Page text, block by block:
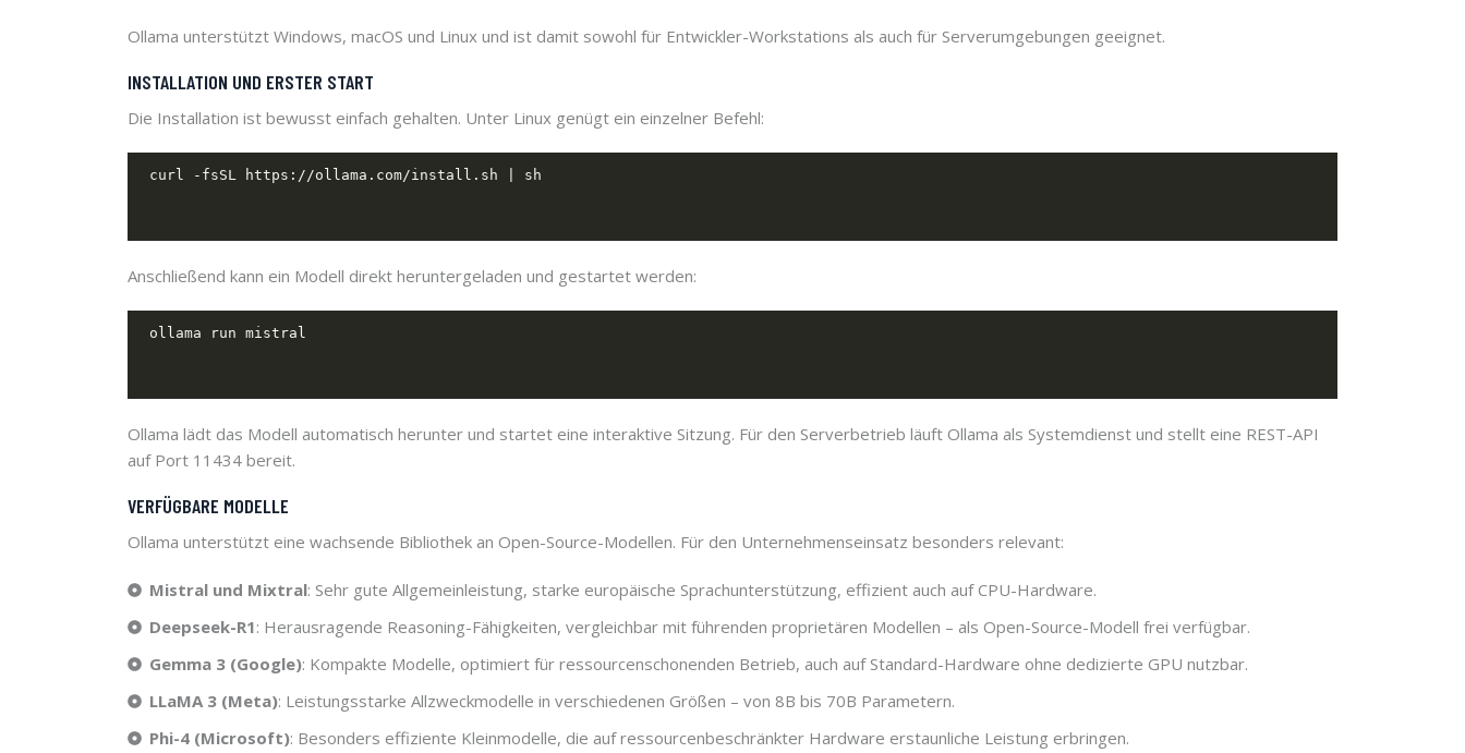
Ollama unterstützt Windows, macOS und Linux und ist damit sowohl für Entwickler-Workstations als auch für Serverumgebungen geeignet.
INSTALLATION UND ERSTER START
Die Installation ist bewusst einfach gehalten. Unter Linux genügt ein einzelner Befehl:
Anschließend kann ein Modell direkt heruntergeladen und gestartet werden:
Ollama lädt das Modell automatisch herunter und startet eine interaktive Sitzung. Für den Serverbetrieb läuft Ollama als Systemdienst und stellt eine REST-API
auf Port 11434 bereit.
VERFÜGBARE MODELLE
Ollama unterstützt eine wachsende Bibliothek an Open-Source-Modellen. Für den Unternehmenseinsatz besonders relevant:
Mistral und Mixtral: Sehr gute Allgemeinleistung, starke europäische Sprachunterstützung, effizient auch auf CPU-Hardware.
Deepseek-R1: Herausragende Reasoning-Fähigkeiten, vergleichbar mit führenden proprietären Modellen – als Open-Source-Modell frei verfügbar.
Gemma 3 (Google): Kompakte Modelle, optimiert für ressourcenschonenden Betrieb, auch auf Standard-Hardware ohne dedizierte GPU nutzbar.
LLaMA 3 (Meta): Leistungsstarke Allzweckmodelle in verschiedenen Größen – von 8B bis 70B Parametern.
Phi-4 (Microsoft): Besonders effiziente Kleinmodelle, die auf ressourcenbeschränkter Hardware erstaunliche Leistung erbringen.